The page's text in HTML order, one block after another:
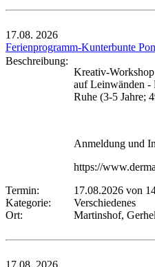
17.08. 2026
Ferienprogramm-Kunterbunte
Beschreibung:
Kreativ-
auf Leinwänden -
Ruhe (3-5 Jahre;
Anmeldung und
https://
Termin:
17.08.2026 von
Kategorie:
Verschiedenes
Ort:
Martinshof,
17.08. 2026